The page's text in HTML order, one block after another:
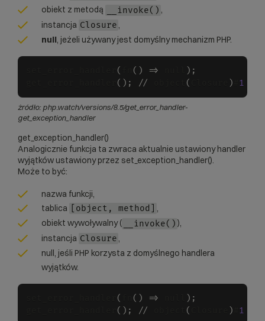
obiekt z metodą
__invoke() ,
instancja Closure ,
null, jeżeli używany jest domyślny mechanizm PHP.
( ( ) => ) ;
( ) ; // ( ) 1
żródło:php.watch/versions/8.5/get_error_handler-
get_exception_handler
get_exception_handler()
Analogicznie funkcja ta zwraca aktualnie ustawiony handler
wyjątków ustawiony przez set_exception_handler().
Może to być:
nazwa funkcji,
tablica
[object, method]
,
obiekt wywoływalny (
__invoke() ),
instancja Closure
null, jeśli PHP korzysta z domyślnego handlera
wyjątków.
( ( ) => ) ;
( ) ; // ( ) 1